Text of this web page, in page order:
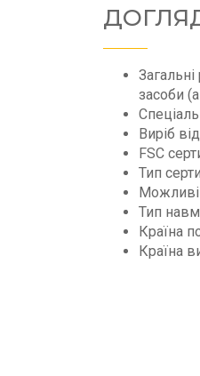
засоби
Виріб
FSC
Тип
Можливі
Тип
Країна
Країна